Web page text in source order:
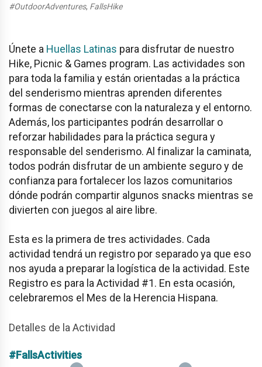
#OutdoorAdventures, FallsHike
Únete a Huellas Latinas para disfrutar de nuestro
Hike, Picnic & Games program. Las actividades son
para toda la familia y están orientadas a la práctica
del senderismo mientras aprenden diferentes
formas de conectarse con la naturaleza y el entorno.
Además, los participantes podrán desarrollar o
reforzar habilidades para la práctica segura y
responsable del senderismo. Al finalizar la caminata,
todos podrán disfrutar de un ambiente seguro y de
confianza para fortalecer los lazos comunitarios
dónde podrán compartir algunos snacks mientras se
divierten con juegos al aire libre.
Esta es la primera de tres actividades. Cada
actividad tendrá un registro por separado ya que eso
nos ayuda a preparar la logística de la actividad. Este
Registro es para la Actividad #1. En esta ocasión,
celebraremos el Mes de la Herencia Hispana.
Detalles de la Actividad
#FallsActivities